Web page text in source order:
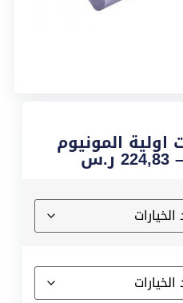
المونيوم
–
224,83 ر.س